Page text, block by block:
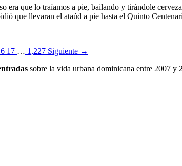
era que lo traíamos a pie, bailando y tirándole
que llevaran el ataúd a pie hasta el Quinto
17 … 1,227 Siguiente →
sobre la vida urbana dominicana entre 2007 y